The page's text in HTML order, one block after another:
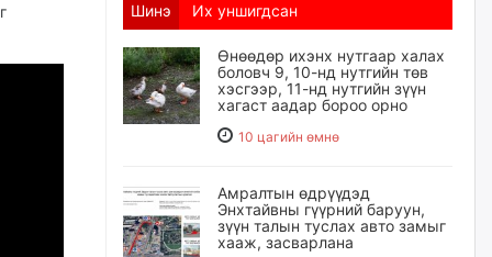
Шинэ Их уншигдсан
Өнөөдөр ихэнх нутгаар халах
боловч 9, 10-нд нутгийн төв
хэсгээр, 11-нд нутгийн зүүн
хагаст аадар бороо орно
10 цагийн өмнө
Амралтын өдрүүдэд
Энхтайвны гүүрний баруун,
зүүн талын туслах авто замыг
хааж, засварлана